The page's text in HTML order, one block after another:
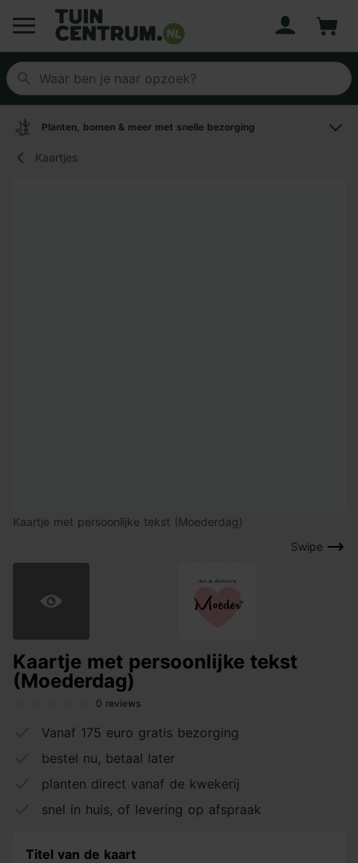
Logo Tuincentrum.nl
Planten, bomen & meer met snelle bezorging
Kaartjes
Swipe
Kaartje met persoonlijke tekst (Moederdag)
Kaartje met persoonlijke tekst
(Moederdag)
0 reviews
Vanaf 175 euro gratis bezorging
bestel nu, betaal later
planten direct vanaf de kwekerij
snel in huis, of levering op afspraak
Titel van de kaart